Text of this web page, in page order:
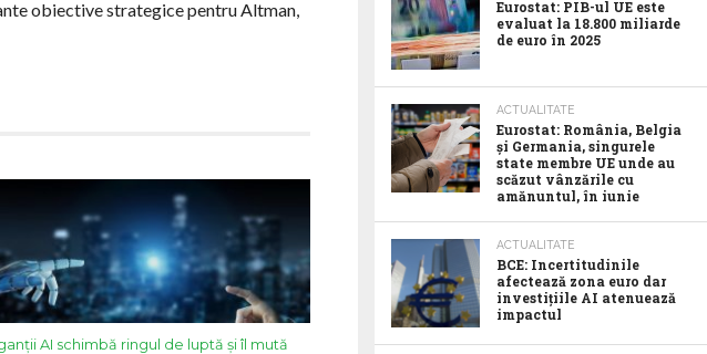
obiective strategice pentru Altman,
AI schimbă ringul de luptă și îl mută
Eurostat: PIB-ul UE este
evaluat la 18.800 miliarde
de euro în 2025
ACTUALITATE
Eurostat: România, Belgia
și Germania, singurele
state membre UE unde au
scăzut vânzările cu
amănuntul, în iunie
ACTUALITATE
BCE: Incertitudinile
afectează zona euro dar
investițiile AI atenuează
impactul